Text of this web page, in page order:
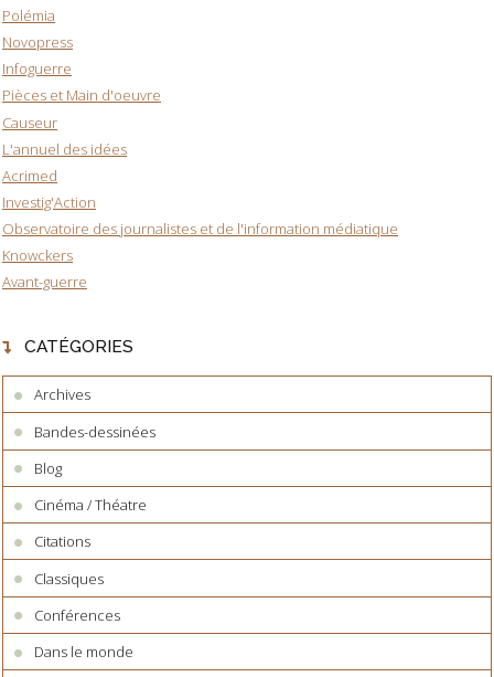
Polémia
Novopress
Infoguerre
Pièces et Main d'oeuvre
Causeur
L'annuel des idées
Acrimed
Investig'Action
Observatoire des journalistes et de l'information médiatique
Knowckers
Avant-guerre
CATÉGORIES
Archives
Bandes-dessinées
Blog
Cinéma / Théatre
Citations
Classiques
Conférences
Dans le monde